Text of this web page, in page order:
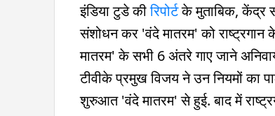
इंडिया टुडे कीरिपोर्टके मुताबिक, केंद्र
संशोधन कर 'वंदे मातरम' को राष्ट्रगान के
मातरम' के सभी 6 अंतरे गाए जाने
टीवीके प्रमुख विजय ने उन नियमों का
शुरुआत 'वंदे मातरम' से हुई. बाद में